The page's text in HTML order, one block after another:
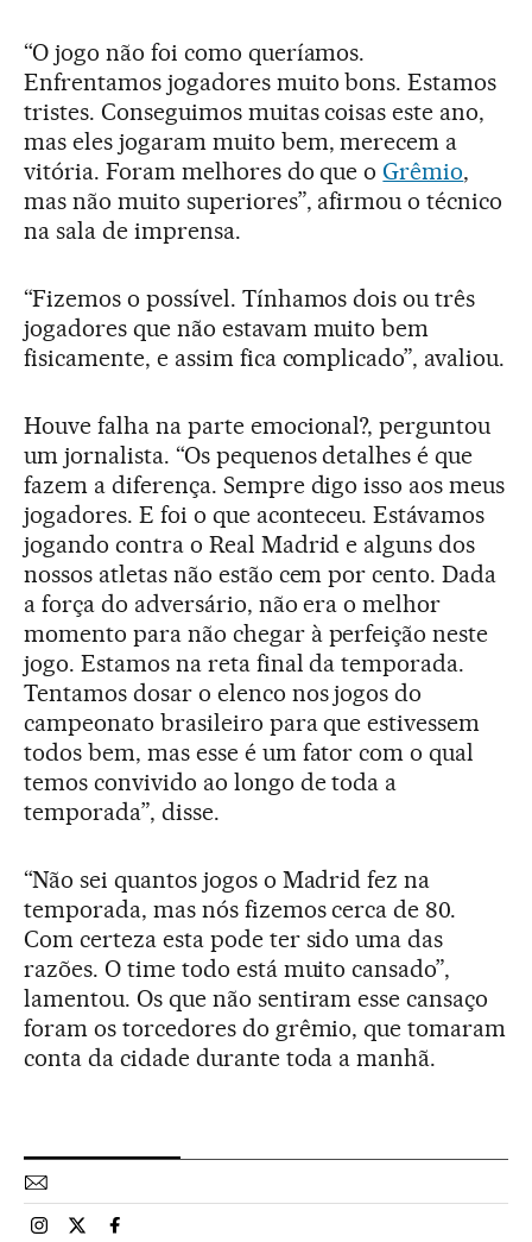
“O jogo não foi como queríamos.
Enfrentamos jogadores muito bons. Estamos
tristes. Conseguimos muitas coisas este ano,
mas eles jogaram muito bem, merecem a
vitória. Foram melhores do que oGrêmio,
mas não muito superiores”, afirmou o técnico
na sala de imprensa.
“Fizemos o possível. Tínhamos dois ou três
jogadores que não estavam muito bem
fisicamente, e assim fica complicado”, avaliou.
Houve falha na parte emocional?, perguntou
um jornalista. “Os pequenos detalhes é que
fazem a diferença. Sempre digo isso aos meus
jogadores. E foi o que aconteceu. Estávamos
jogando contra o Real Madrid e alguns dos
nossos atletas não estão cem por cento. Dada
a força do adversário, não era o melhor
momento para não chegar à perfeição neste
jogo. Estamos na reta final da temporada.
Tentamos dosar o elenco nos jogos do
campeonato brasileiro para que estivessem
todos bem, mas esse é um fator com o qual
temos convivido ao longo de toda a
temporada”, disse.
“Não sei quantos jogos o Madrid fez na
temporada, mas nós fizemos cerca de 80.
Com certeza esta pode ter sido uma das
razões. O time todo está muito cansado”,
lamentou. Os que não sentiram esse cansaço
foram os torcedores do grêmio, que tomaram
conta da cidade durante toda a manhã.
Esportes El País Brasil en Instagram
Esportes El País Brasil en Twitter
Esportes El País Brasil en Facebook